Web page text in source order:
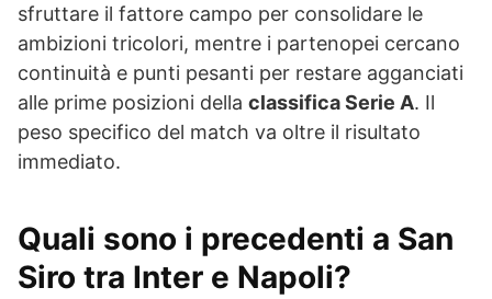
sfruttare il fattore campo per consolidare le
ambizioni tricolori, mentre i partenopei cercano
continuità e punti pesanti per restare agganciati
alle prime posizioni della classifica Serie A. Il
peso specifico del match va oltre il risultato
immediato.
Quali sono i precedenti a San
Siro tra Inter e Napoli?